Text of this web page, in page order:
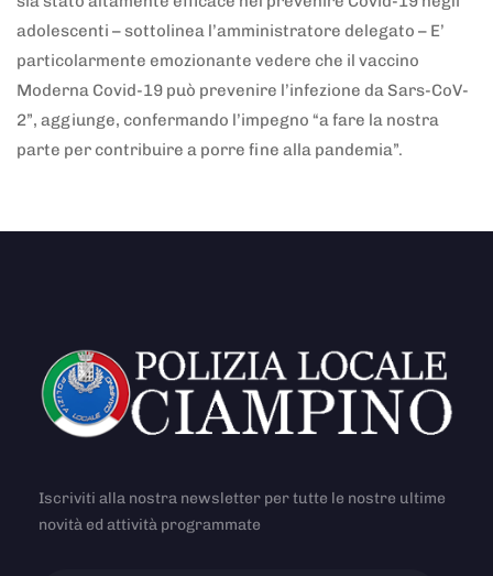
adolescenti – sottolinea l’amministratore delegato – E’
particolarmente emozionante vedere che il vaccino
Moderna Covid-19 può prevenire l’infezione da Sars-CoV-
2”, aggiunge, confermando l’impegno “a fare la nostra
parte per contribuire a porre fine alla pandemia”.
Iscriviti alla nostra newsletter per tutte le nostre ultime
novità ed attività programmate